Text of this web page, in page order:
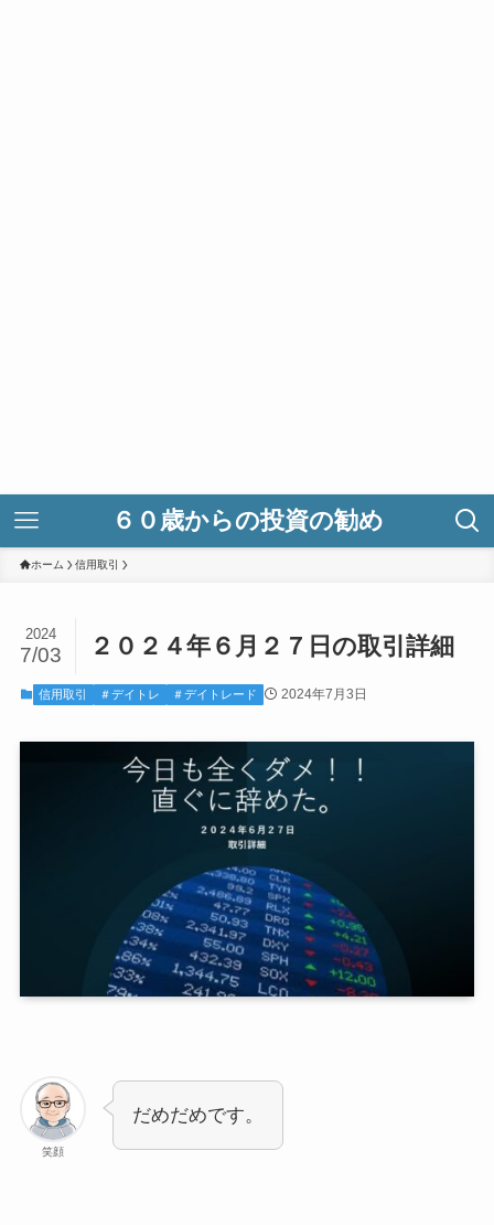
６０歳からの投資の勧め
ホーム 信用取引
２０２４年６月２７日の取引詳細
2024
7/03
信用取引 ＃デイトレ ＃デイトレード 2024年7月3日
笑顔
だめだめです。